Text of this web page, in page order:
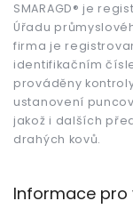
SMARAGD® je
Úřadu
firma je
identifikačním
prováděny
ustanovení
jakož i dalších
drahých kovů.
Informace pro